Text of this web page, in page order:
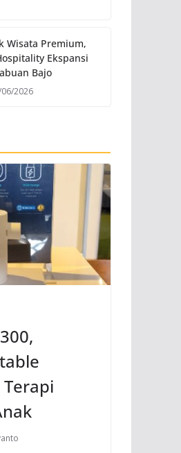
Wisata Premium,
Ekspansi
Bajo
2026